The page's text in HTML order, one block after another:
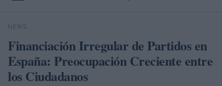
Buscar
NEWS
Financiación Irregular de Partidos en
España: Preocupación Creciente entre
los Ciudadanos